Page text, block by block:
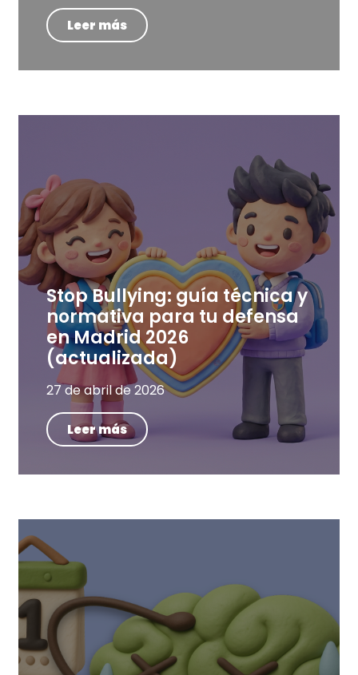
Leer más
Stop Bullying: guía técnica y
normativa para tu defensa
en Madrid 2026
(actualizada)
27 de abril de 2026
Leer más